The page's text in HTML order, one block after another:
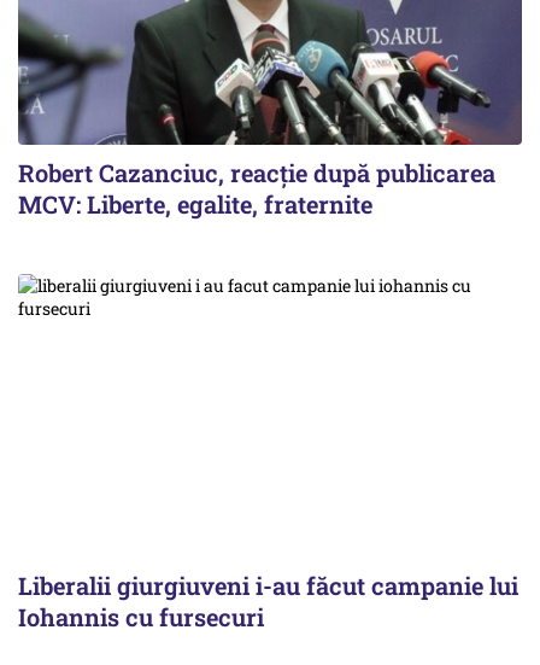
Robert Cazanciuc, reacţie după publicarea
MCV: Liberte, egalite, fraternite
Liberalii giurgiuveni i-au făcut campanie lui
Iohannis cu fursecuri